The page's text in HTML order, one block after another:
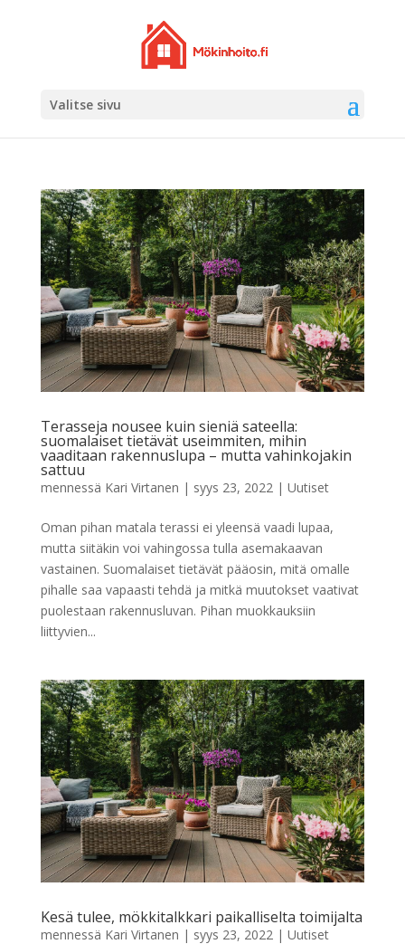
Valitse sivu
Terasseja nousee kuin sieniä sateella:
suomalaiset tietävät useimmiten, mihin
vaaditaan rakennuslupa – mutta vahinkojakin
sattuu
mennessä Kari Virtanen | syys 23, 2022| Uutiset
Oman pihan matala terassi ei yleensä vaadi lupaa,
mutta siitäkin voi vahingossa tulla asemakaavan
vastainen. Suomalaiset tietävät pääosin, mitä omalle
pihalle saa vapaasti tehdä ja mitkä muutokset vaativat
puolestaan rakennusluvan. Pihan muokkauksiin
liittyvien...
Kesä tulee, mökkitalkkari paikalliselta toimijalta
mennessä Kari Virtanen | syys 23, 2022| Uutiset